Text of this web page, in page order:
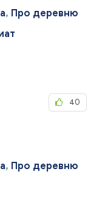
, Про деревню
40
, Про деревню